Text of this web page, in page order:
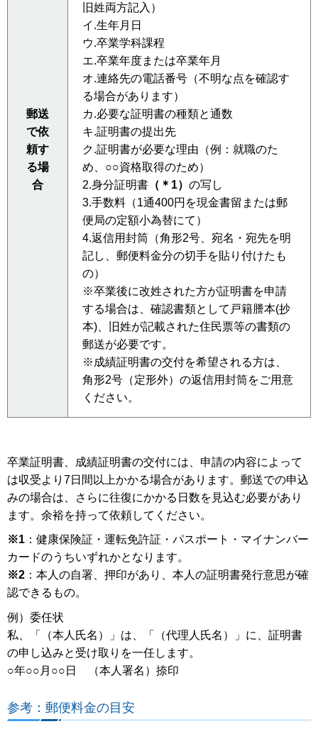
郵送
で依
頼す
る場
合
旧姓両方記入）
イ.生年月日
ウ.卒業学科課程
エ.卒業年度または卒業年月
オ.連絡先の電話番号（不明な点を確認す
る場合があります）
カ.必要な証明書の種類と通数
キ.証明書の提出先
ク.証明書が必要な理由（例：就職のた
め、○○資格取得のため）
2.身分証明書 （＊1） の写し
3.手数料（1通400円を現金書留または郵
便局の定額小為替にて）
4.返信用封筒（角形2号、宛名・宛先を明
記し、郵便料金分の切手を貼り付けたも
の）
※卒業後に改姓された方が証明書を申請
する場合は、確認書類として戸籍謄本(抄
本)、旧姓が記載された住民票等の書類の
郵送が必要です。
※成績証明書の交付を希望される方は、
角形2号（定形外）の返信用封筒をご用意
ください。
卒業証明書、成績証明書の交付には、申請の内容によって
は収受より7日間以上かかる場合があります。郵送での申込
みの場合は、さらに往復にかかる日数を見込む必要があり
ます。余裕を持って依頼してください。
※1 ：健康保険証・運転免許証・パスポート・マイナンバー
カードのうちいずれかとなります。
※2 ：本人の自署、押印があり、本人の証明書発行意思が確
認できるもの。
例）委任状
私、「（本人氏名）」は、「（代理人氏名）」に、証明書
の申し込みと受け取りを一任します。
○年○○月○○日 （本人署名）捺印
参考：郵便料金の目安